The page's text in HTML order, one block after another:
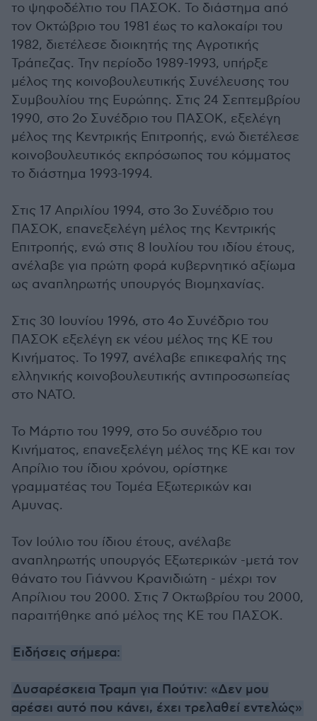
το ψηφοδέλτιο του ΠΑΣΟΚ. Το διάστημα από
τον Οκτώβριο του 1981 έως το καλοκαίρι του
1982, διετέλεσε διοικητής της Αγροτικής
Τράπεζας. Την περίοδο 1989-1993, υπήρξε
μέλος της κοινοβουλευτικής Συνέλευσης του
Συμβουλίου της Ευρώπης. Στις 24 Σεπτεμβρίου
1990, στο 2ο Συνέδριο του ΠΑΣΟΚ, εξελέγη
μέλος της Κεντρικής Επιτροπής, ενώ διετέλεσε
κοινοβουλευτικός εκπρόσωπος του κόμματος
το διάστημα 1993-1994.
Στις 17 Απριλίου 1994, στο 3ο Συνέδριο του
ΠΑΣΟΚ, επανεξελέγη μέλος της Κεντρικής
Επιτροπής, ενώ στις 8 Ιουλίου του ιδίου έτους,
ανέλαβε για πρώτη φορά κυβερνητικό αξίωμα
ως αναπληρωτής υπουργός Βιομηχανίας.
Στις 30 Ιουνίου 1996, στο 4ο Συνέδριο του
ΠΑΣΟΚ εξελέγη εκ νέου μέλος της ΚΕ του
Κινήματος. Το 1997, ανέλαβε επικεφαλής της
ελληνικής κοινοβουλευτικής αντιπροσωπείας
στο ΝΑΤΟ.
Το Μάρτιο του 1999, στο 5ο συνέδριο του
Κινήματος, επανεξελέγη μέλος της ΚΕ και τον
Απρίλιο του ίδιου χρόνου, ορίστηκε
γραμματέας του Τομέα Εξωτερικών και
Αμυνας.
Τον Ιούλιο του ίδιου έτους, ανέλαβε
αναπληρωτής υπουργός Εξωτερικών -μετά τον
θάνατο του Γιάννου Κρανιδιώτη - μέχρι τον
Απρίλιου του 2000. Στις 7 Οκτωβρίου του 2000,
παραιτήθηκε από μέλος της ΚΕ του ΠΑΣΟΚ.
Ειδήσεις σήμερα:
Δυσαρέσκεια Τραμπ για Πούτιν: «Δεν μου
αρέσει αυτό που κάνει, έχει τρελαθεί εντελώς»